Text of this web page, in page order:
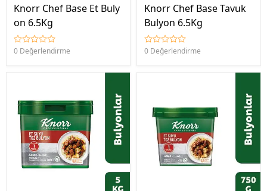
Knorr Chef Base Et Buly
on 6.5Kg
0 Değerlendirme
Knorr Chef Base Tavuk
Bulyon 6.5Kg
0 Değerlendirme